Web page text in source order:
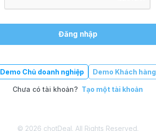
Đăng nhập
Demo Chủ doanh nghiệp Demo Khách hàng
Chưa có tài khoản? Tạo một tài khoản
© 2026 chotDeal. All Rights Reserved.